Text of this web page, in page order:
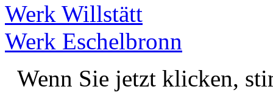
Werk Willstätt
Werk Eschelbronn
Wenn Sie jetzt klicken,